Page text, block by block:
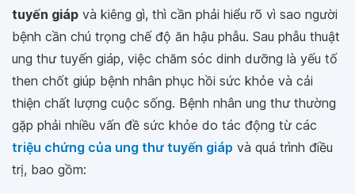
tuyến giáp và kiêng gì, thì cần phải hiểu rõ vì sao người
bệnh cần chú trọng chế độ ăn hậu phẫu. Sau phẫu thuật
ung thư tuyến giáp, việc chăm sóc dinh dưỡng là yếu tố
then chốt giúp bệnh nhân phục hồi sức khỏe và cải
thiện chất lượng cuộc sống. Bệnh nhân ung thư thường
gặp phải nhiều vấn đề sức khỏe do tác động từ các
triệu chứng của ung thư tuyến giáp và quá trình điều
trị, bao gồm: